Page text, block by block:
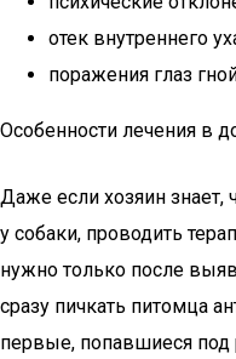
отек внутреннего
поражения глаз
Особенности лечения в
Даже если хозяин знает,
у собаки, проводить
нужно только после
сразу пичкать питомца
первые, попавшиеся под